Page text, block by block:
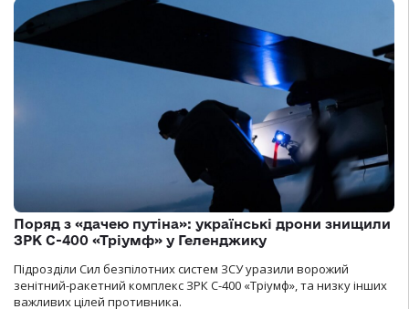
Поряд з «дачею путіна»: українські дрони знищили
ЗРК С-400 «Тріумф» у Геленджику
Підрозділи Сил безпілотних систем ЗСУ уразили ворожий
зенітний-ракетний комплекс ЗРК С-400 «Тріумф», та низку інших
важливих цілей противника.